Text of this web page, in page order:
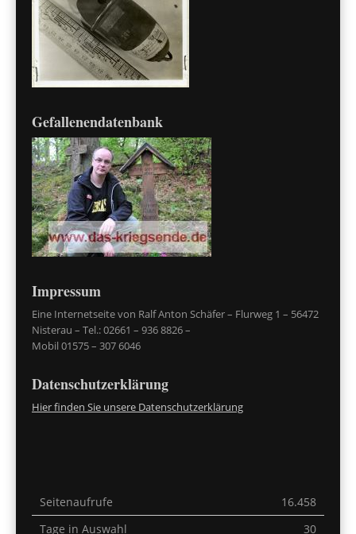
Gefallenendatenbank
Impressum
Eine Internetseite von Ralf Anton Schäfer – Flurweg 1 – 56472
Nisterau – Tel.: 02661 – 936 8826 –
Mobil 01575 – 307 6046
Datenschutzerklärung
Hier finden Sie unsere Datenschutzerklärung
Seitenaufrufe
16.458
Tage in Auswahl
30